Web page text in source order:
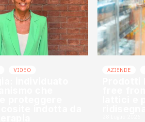
VIDEO AZIENDE